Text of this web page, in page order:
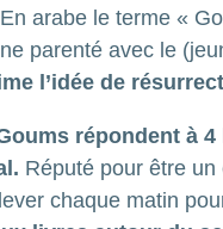
arabe le terme «
parenté avec le
l’idée de
répondent à
Réputé pour être
chaque matin